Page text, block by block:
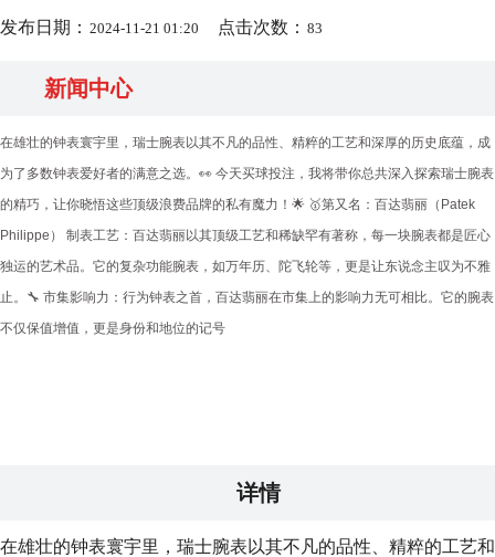
发布日期： 2024-11-21 01:20 点击次数： 83
新闻中心
在雄壮的钟表寰宇里，瑞士腕表以其不凡的品性、精粹的工艺和深厚的历史底蕴，成
为了多数钟表爱好者的满意之选。👀 今天买球投注，我将带你总共深入探索瑞士腕表
的精巧，让你晓悟这些顶级浪费品牌的私有魔力！🌟 🥇第又名：百达翡丽（Patek
Philippe） 制表工艺：百达翡丽以其顶级工艺和稀缺罕有著称，每一块腕表都是匠心
独运的艺术品。它的复杂功能腕表，如万年历、陀飞轮等，更是让东说念主叹为不雅
止。🔧 市集影响力：行为钟表之首，百达翡丽在市集上的影响力无可相比。它的腕表
不仅保值增值，更是身份和地位的记号
详情
在雄壮的钟表寰宇里，瑞士腕表以其不凡的品性、精粹的工艺和